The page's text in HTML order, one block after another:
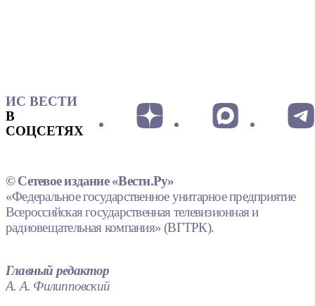
ИС ВЕСТИ
В
СОЦСЕТЯХ
© Сетевое издание «Вести.Ру»
«Федеральное государственное унитарное предприятие
Всероссийская государственная телевизионная и
радиовещательная компания» (ВГТРК).
Главный редактор
А. А. Филипповский